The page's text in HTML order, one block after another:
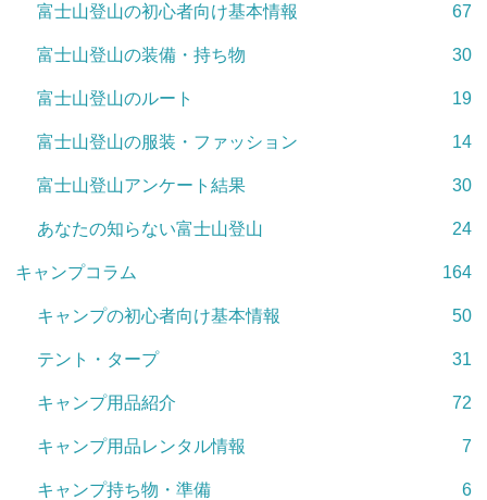
富士山登山の初心者向け基本情報 67
富士山登山の装備・持ち物 30
富士山登山のルート 19
富士山登山の服装・ファッション 14
富士山登山アンケート結果 30
あなたの知らない富士山登山 24
キャンプコラム 164
キャンプの初心者向け基本情報 50
テント・タープ 31
キャンプ用品紹介 72
キャンプ用品レンタル情報 7
キャンプ持ち物・準備 6